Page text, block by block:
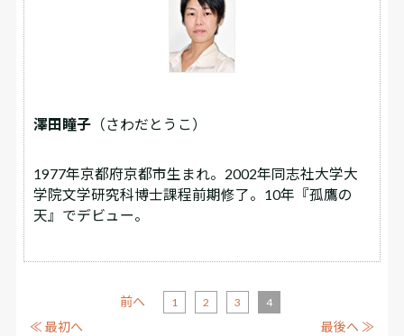
澤田瞳子 （さわだとうこ）
1977年京都府京都市生まれ。2002年同志社大学大
学院文学研究科博士課程前期修了。10年『孤鷹の
天』でデビュー。
≪ 最初へ
前へ 1 2 3 4
最後へ ≫